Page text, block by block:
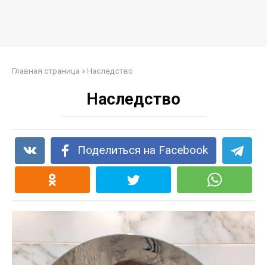
Главная страница » Наследство
Наследство
Поделиться на Facebook